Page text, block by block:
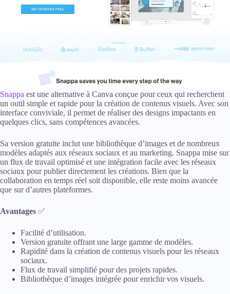
Snappa est une alternative à Canva conçue pour ceux qui recherchent
un outil simple et rapide pour la création de contenus visuels. Avec son
interface conviviale, il permet de réaliser des designs impactants en
quelques clics, sans compétences avancées.
Sa version gratuite inclut une bibliothèque d’images et de nombreux
modèles adaptés aux réseaux sociaux et au marketing. Snappa mise sur
un flux de travail optimisé et une intégration facile avec les réseaux
sociaux pour publier directement les créations. Bien que la
collaboration en temps réel soit disponible, elle reste moins avancée
que sur d’autres plateformes.
Avantages ✅
Facilité d’utilisation.
Version gratuite offrant une large gamme de modèles.
Rapidité dans la création de contenus visuels pour les réseaux
sociaux.
Flux de travail simplifié pour des projets rapides.
Bibliothèque d’images intégrée pour enrichir vos visuels.